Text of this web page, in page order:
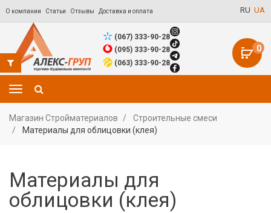
О компании Статьи Отзывы Доставка и оплата RU UA
0
(067) 333-90-28
(095) 333-90-28
(063) 333-90-28
Магазин Стройматериалов
Строительные смеси
Материалы для облицовки (клея)
Материалы для
облицовки (клея)